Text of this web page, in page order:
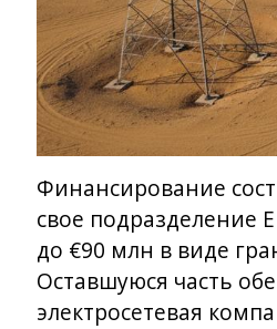
Финансирование
свое подразделение
до €90 млн в виде
Оставшуюся часть
электросетевая